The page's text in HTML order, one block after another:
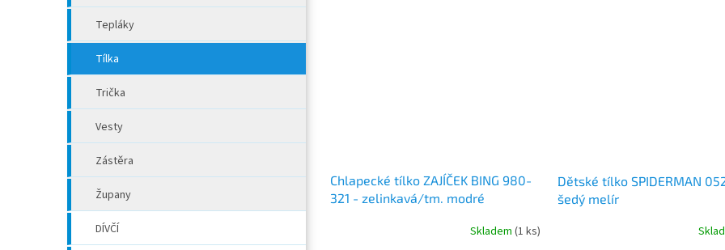
Tepláky
Tílka
Trička
Vesty
Zástěra
Župany
DÍVČÍ
Chlapecké tílko ZAJÍČEK BING 980-
321 - zelinkavá/tm. modré
Skladem (1 ks)
Dětské tílko SPIDERMAN
šedý melír